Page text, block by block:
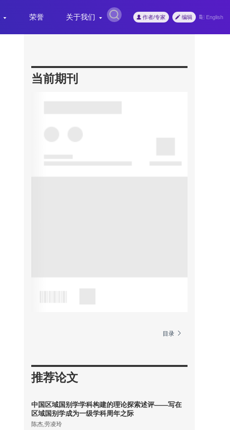
荣誉 关于我们 作者/专家 编辑 English
当前期刊
目录
推荐论文
中国区域国别学学科构建的理论探索述评——写在
区域国别学成为一级学科周年之际
陈杰,劳凌玲